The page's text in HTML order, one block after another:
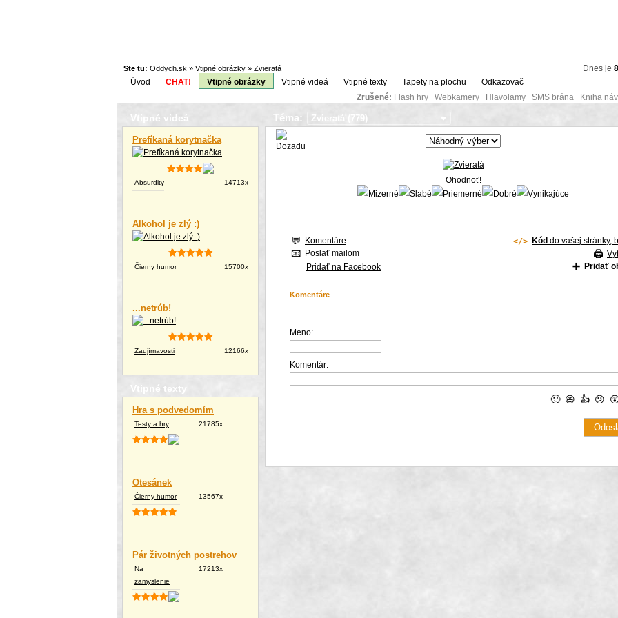
Ste tu: Oddych.sk » Vtipné obrázky » Zvieratá Dnes je
Úvod
CHAT! Vtipné obrázky Vtipné videá Vtipné texty Tapety na plochu
Odkazovač
Zrušené: Flash hry Webkamery Hlavolamy SMS brána Kniha
Vtipné videá
Prefíkaná korytnačka
Absurdity 14713x
Alkohol je zlý :)
Čierny humor 15700x
...netrúb!
Zaujímavosti 12166x
Vtipné texty
Hra s podvedomím
Testy a hry 21785x
Otesánek
Čierny humor 13567x
Pár životných postrehov
Na
zamyslenie
17213x
Téma:
Ohodnoť!
Komentáre
Poslať mailom
Pridať na Facebook
Kód do vašej stránky,
Pridať
Komentáre
Meno:
Komentár:
🙂 😄 👍 😕